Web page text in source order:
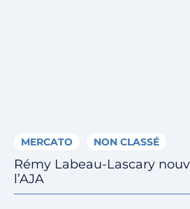
MERCATO NON CLASSÉ
Rémy Labeau-Lascary
l’AJA